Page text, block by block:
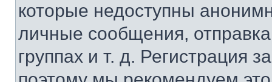
которые недоступны
личные сообщения,
группах и т. д. Регистрация